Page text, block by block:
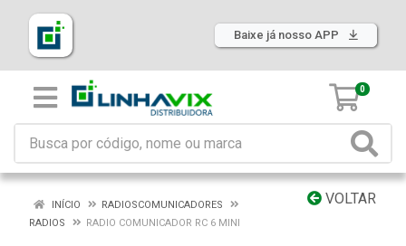
Baixe já nosso APP
0
VOLTAR
INÍCIO
RADIOSCOMUNICADORES
RADIOS
RADIO COMUNICADOR RC 6 MINI